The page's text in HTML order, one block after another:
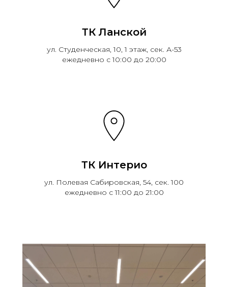
ТК Ланской
ул. Студенческая, 10, 1 этаж, сек. А-53
ежедневно с 10:00 до 20:00
ТК Интерио
ул. Полевая Сабировская, 54, сек. 100
ежедневно с 11:00 до 21:00